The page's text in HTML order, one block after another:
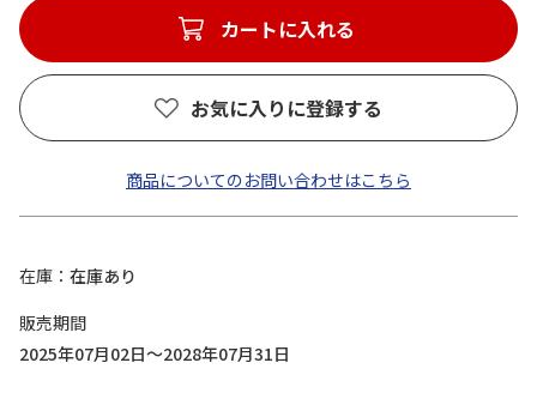
カートに入れる
お気に入りに登録する
商品についてのお問い合わせはこちら
在庫
在庫あり
販売期間
2025年07月02日～2028年07月31日